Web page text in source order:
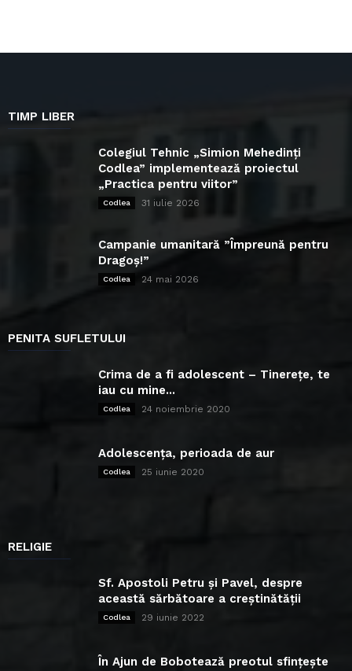
TIMP LIBER
Colegiul Tehnic „Simion Mehedinți
Codlea” implementează proiectul
„Practica pentru viitor”
Codlea 31 iulie 2026
Campanie umanitară ”Împreună pentru
Dragoș!”
Codlea 24 mai 2026
PENITA SUFLETULUI
Crima de a fi adolescent – Tinerețe, te
iau cu mine...
Codlea 24 noiembrie 2020
Adolescența, perioada de aur
Codlea 25 iunie 2020
RELIGIE
Sf. Apostoli Petru și Pavel, despre
această sărbătoare a creștinătății
Codlea 29 iunie 2022
În Ajun de Bobotează preotul sfințește